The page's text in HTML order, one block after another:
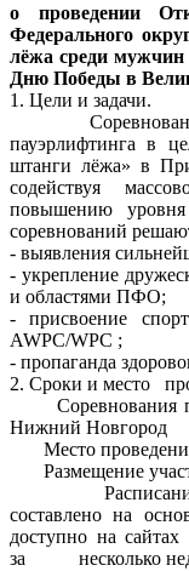
о проведении
Федерального
лёжа среди
Дню Победы в
1. Цели и задачи.
Соревнования
пауэрлифтинга в
штанги лёжа» в
содействуя
повышению уровня
соревнований
- выявления
- укрепление
и областями ПФО;
- присвоение
AWPC/WPC ;
- пропаганда
2. Сроки и место
Соревнования
Нижний Новгород
Место проведения
Размещение
Расписание
составлено на
доступно на
за несколько